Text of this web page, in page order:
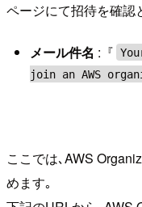
ページにて招待を確認
メール件名 :『
join an AWS
ここでは､AWS
めます｡